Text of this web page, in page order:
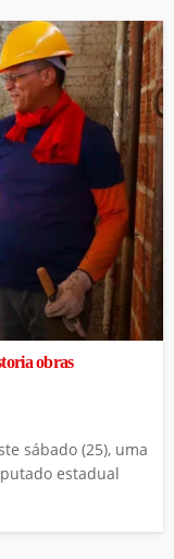
obras
sábado (25), uma
estadual